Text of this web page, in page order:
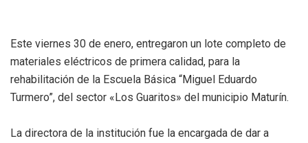
Este viernes 30 de enero, entregaron un lote completo de
materiales eléctricos de primera calidad, para la
rehabilitación de la Escuela Básica “Miguel Eduardo
Turmero”, del sector «Los Guaritos» del municipio Maturín.
La directora de la institución fue la encargada de dar a